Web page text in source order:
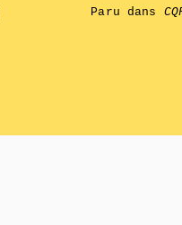
Paru dans